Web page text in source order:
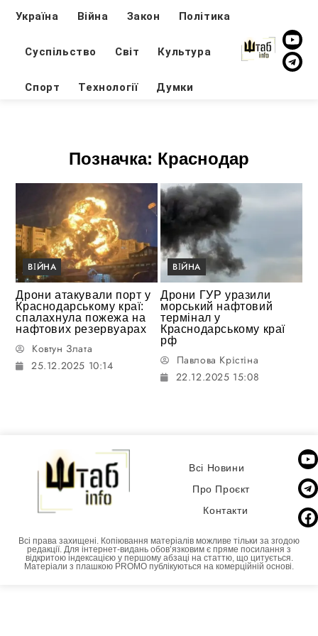
Україна Війна Закон Політика
Суспільство Світ Культура
Спорт Технології Думки
Позначка: Краснодар
ВІЙНА
Дрони атакували порт у
Краснодарському краї:
спалахнула пожежа на
нафтових резервуарах
Ковтун Злата
25.12.2025 10:14
ВІЙНА
Дрони ГУР уразили
морський нафтовий
термінал у
Краснодарському краї
рф
Павлова Крістіна
22.12.2025 15:08
Всі Новини
Про Проєкт
Контакти
Всі права захищені. Копіювання матеріалів можливе тільки за згодою
редакції. Для інтернет-видань обовʼязковим є пряме посилання з
відкритою індексацією у першому абзаці на статтю, що цитується.
Матеріали з плашкою PROMO публікуються на комерційній основі.